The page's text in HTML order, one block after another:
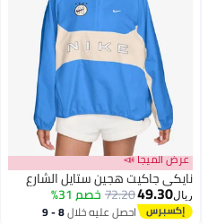
عرض الميجا 📣
نايكي جاكيت هجين ستايل الشارع
ريال49.30
72.20خصم 31%
احصل عليه خلال 8 - 9